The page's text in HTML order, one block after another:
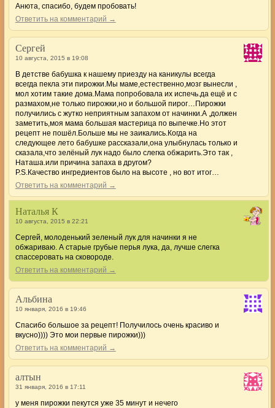
Анюта, спасибо, будем пробовать!
Ответить на комментарий →
Сергей
10 августа, 2015 в 19:08
В детстве бабушка к нашему приезду на каникулы всегда
всегда пекла эти пирожки.Мы маме,естественно,мозг вынесли ,
мол хотим такие дома.Мама попробовала их испечь.да ещё и с
размахом,не только пирожки,но и большой пирог…Пирожки
получились с жутко неприятным запахом от начинки.А ,должен
заметить,моя мама большая мастерица по выпечке.Но этот
рецепт не пошёл.Больше мы не заикались.Когда на
следующее лето бабушке рассказали,она улыбнулась только и
сказала,что зелёный лук надо было слегка обжарить.Это так ,
Наташа.или причина запаха в другом?
P.S.Качество ингредиентов было на высоте , но вот итог…
Ответить на комментарий →
Наталья К
10 августа, 2015 в 22:21
Сергей, молоденький зеленый лук для начинки я не
обжариваю. А старые грубые перья лука, да, лучше слегка
спассеровать на сковороде.
Ответить на комментарий →
Альбина
10 января, 2016 в 19:46
Спасибо большое за рецепт! Получилось очень красиво и
вкусно)))) Это мои первые пирожки)))
Ответить на комментарий →
алтын
31 января, 2016 в 17:11
у меня пирожки пекутся уже 35 минут и нечего